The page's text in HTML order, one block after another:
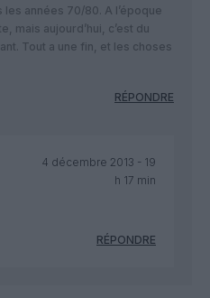
années 70/80. A l’époque
mais aujourd’hui, c’est du
Tout a une fin, et les choses
RÉPONDRE
4 décembre 2013 - 19
h 17 min
RÉPONDRE